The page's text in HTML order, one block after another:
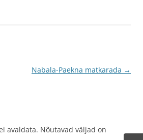
Nabala-Paekna matkarada →
avaldata. Nõutavad väljad on